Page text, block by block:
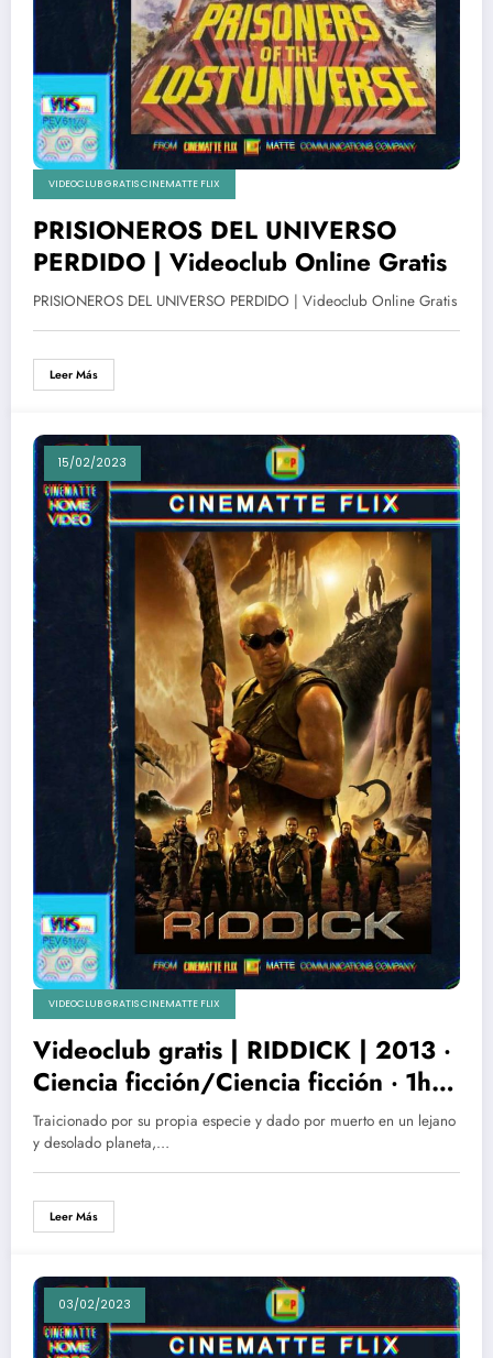
VIDEOCLUB GRATIS CINEMATTE FLIX
PRISIONEROS DEL UNIVERSO
PERDIDO | Videoclub Online Gratis
PRISIONEROS DEL UNIVERSO PERDIDO | Videoclub Online Gratis
Leer Más
15/02/2023
VIDEOCLUB GRATIS CINEMATTE FLIX
Videoclub gratis | RIDDICK | 2013 ‧
Ciencia ficción/Ciencia ficción ‧ 1h
59m
Traicionado por su propia especie y dado por muerto en un lejano
y desolado planeta,…
Leer Más
03/02/2023